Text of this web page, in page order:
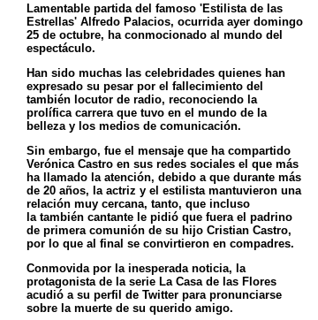
Lamentable partida del famoso 'Estilista de las
Estrellas' Alfredo Palacios, ocurrida ayer domingo
25 de octubre, ha conmocionado al mundo del
espectáculo.
Han sido muchas las celebridades quienes han
expresado su pesar por el fallecimiento del
también locutor de radio, reconociendo la
prolífica carrera que tuvo en el mundo de la
belleza y los medios de comunicación.
Sin embargo, fue el mensaje que ha compartido
Verónica Castro en sus redes sociales el que más
ha llamado la atención, debido a que durante más
de 20 años, la actriz y el estilista mantuvieron una
relación muy cercana, tanto, que incluso
la también cantante le pidió que fuera el padrino
de primera comunión de su hijo Cristian Castro,
por lo que al final se convirtieron en compadres.
Conmovida por la inesperada noticia, la
protagonista de la serie La Casa de las Flores
acudió a su perfil de Twitter para pronunciarse
sobre la muerte de su querido amigo.